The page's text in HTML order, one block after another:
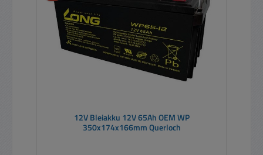
12V Bleiakku 12V 65Ah OEM WP
350x174x166mm Querloch